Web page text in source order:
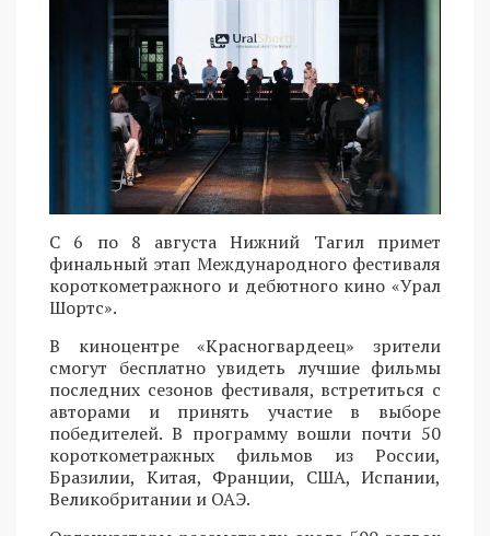
С 6 по 8 августа Нижний Тагил примет
финальный этап Международного фестиваля
короткометражного и дебютного кино «Урал
Шортс».
В киноцентре «Красногвардеец» зрители
смогут бесплатно увидеть лучшие фильмы
последних сезонов фестиваля, встретиться с
авторами и принять участие в выборе
победителей. В программу вошли почти 50
короткометражных фильмов из России,
Бразилии, Китая, Франции, США, Испании,
Великобритании и ОАЭ.